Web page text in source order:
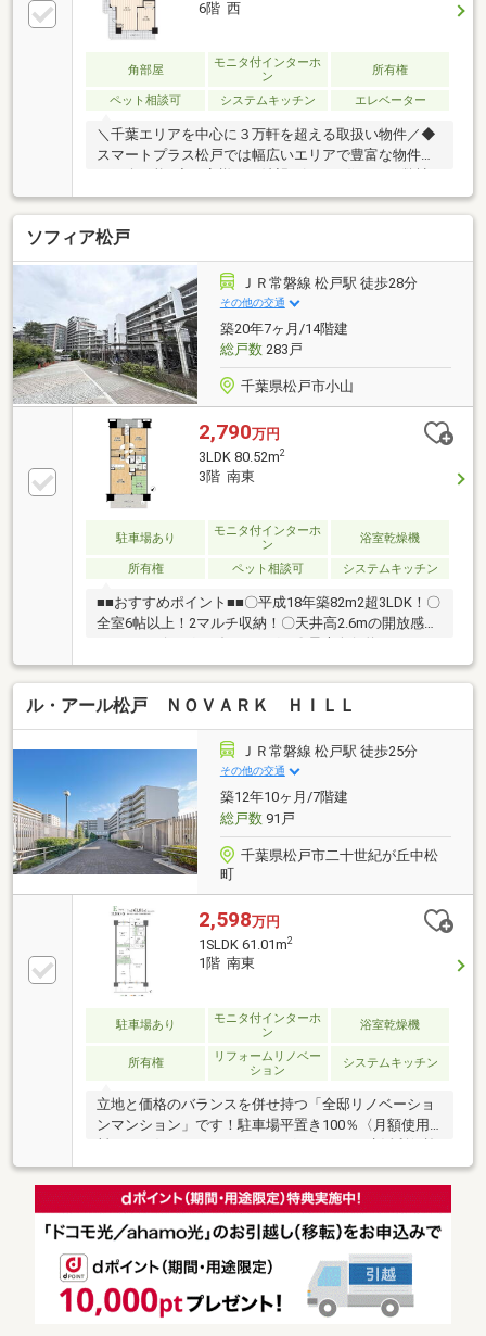
6階 西
角部屋
モニタ付インターホ
ン
所有権
ペット相談可 システムキッチン エレベーター
＼千葉エリアを中心に３万軒を超える取扱い物件／◆
スマートプラス松戸では幅広いエリアで豊富な物件を
ならきっと見つかります！＼住宅ローンならお任せく
ださい！最適な金融機関をご紹介いたします♪／◆借
入がある・転職したて・過去に金融事故があった・他
社様でダメだった・・・◆スマートプラス松戸にぜひ
一度ご相談ください！通過実績多数ございます♪＼お
客様のご都合に合わせてご見学可能！送り迎えもご相
談ください♪／◆当日はもちろん、お仕事終わりの夜
間やスキマ時間など短時間でもご案内可能♪◆ご自宅
や最寄り駅などへのご送迎もお任せください！
ソフィア松戸
ＪＲ常磐線 松戸駅 徒歩28分
その他の交通
築20年7ヶ月/14階建
総戸数283戸
千葉県松戸市小山
2,790万円
3LDK 80.52m2
3階 南東
駐車場あり
モニタ付インターホ
ン
浴室乾燥機
所有権 ペット相談可 システムキッチン
■■おすすめポイント■■〇平成18年築82m2超3LDK！〇
全室6帖以上！2マルチ収納！〇天井高2.6mの開放感あ
Kingsバルコニー！〇大切なペットとお引越し！ペッ
ト飼育可能なマンションです！〇「浅間台」バス停徒
歩約1分！常磐線「松戸」駅まで約8分！〇都内へのア
クセスにも便利な立地！■■周辺環境■■■柿ノ木台小学
校 約1100ｍ（徒歩約14分）■第二中学校 約400ｍ
（徒歩約5分）■常磐線「松戸」駅 約2200m（徒歩約
28分） (バス利用の場合：バス約8分 京成バス「浅間
台」停 徒歩約1分)
ル・アール松戸 ＮＯＶＡＲＫ ＨＩＬＬ
ＪＲ常磐線 松戸駅 徒歩25分
その他の交通
築12年10ヶ月/7階建
総戸数91戸
千葉県松戸市二十世紀が丘中松
町
2,598万円
1SLDK 61.01m2
1階 南東
駐車場あり
モニタ付インターホ
ン
浴室乾燥機
所有権
リフォームリノベー
ション
システムキッチン
立地と価格のバランスを併せ持つ「全邸リノベーショ
ンマンション」です！駐車場平置き100％〈月額使用
料4000円〉スーパーやドラッグストアなど生活利便施
設が徒歩圏に整い、駅前へ出ずとも心地よく快適な毎
日を享受できます。■個人のリノベーションではでき
ない共用部も含めたリノベーションを実施■住戸内の
インテリアや設備だけでなく、ラウンジの新設や建物
■万一の時でも安心、長期間の瑕疵保険をご用意■中古
住宅の売買では最低2年間の瑕疵担保責任（保証）が
義務付けられていますが、「ル・アール松戸ノヴァー